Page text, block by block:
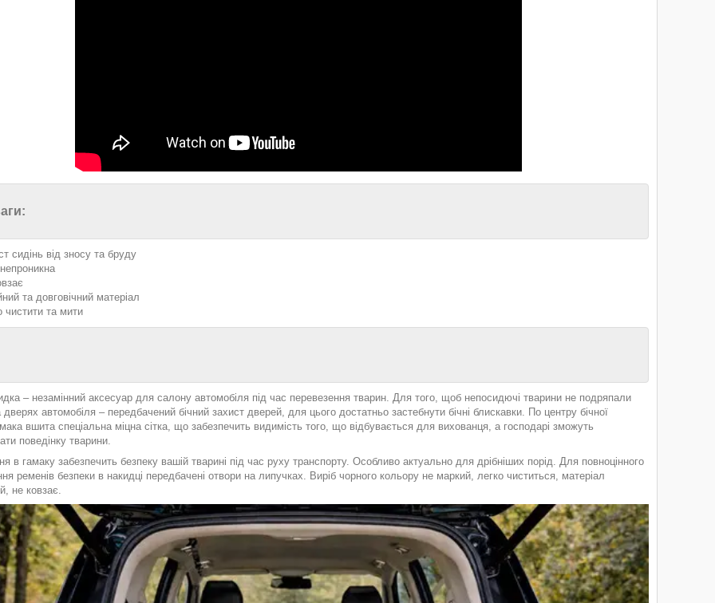
сидінь від зносу та бруду
та довговічний матеріал
чистити та мити
– незамінний аксесуар для салону автомобіля під час перевезення тварин. Для того, щоб непосидючі тварини не подряпали
автомобіля – передбачений бічний захист дверей, для цього достатньо застебнути бічні блискавки. По центру бічної
вшита спеціальна міцна сітка, що забезпечить видимість того, що відбувається для вихованця, а господарі зможуть
поведінку тварини.
в гамаку забезпечить безпеку вашій тварині під час руху транспорту. Особливо актуально для дрібніших порід. Для повноцінного
ременів безпеки в накидці передбачені отвори на липучках. Виріб чорного кольору не маркий, легко чиститься, матеріал
не ковзає.